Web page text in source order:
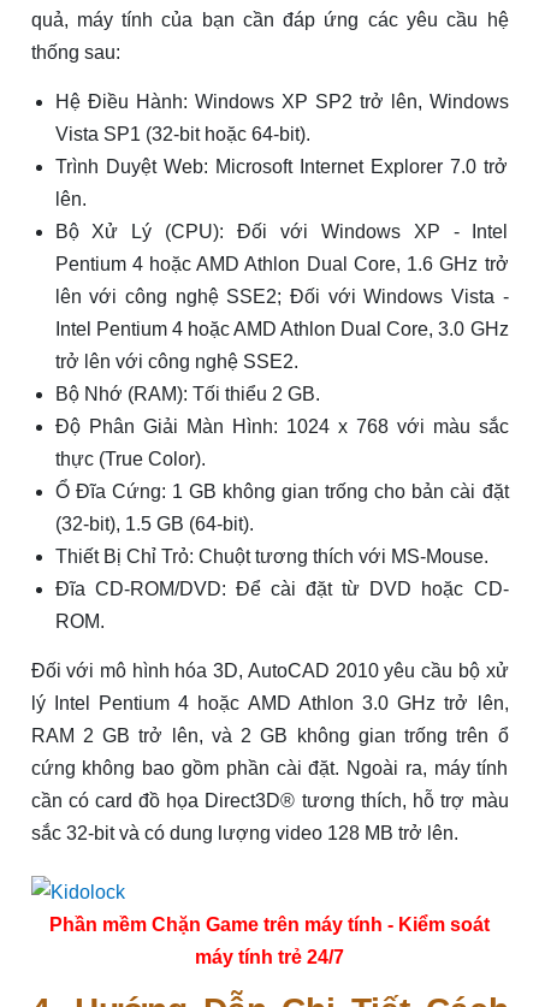
quả, máy tính của bạn cần đáp ứng các yêu cầu hệ
thống sau:
Hệ Điều Hành: Windows XP SP2 trở lên, Windows
Vista SP1 (32-bit hoặc 64-bit).
Trình Duyệt Web: Microsoft Internet Explorer 7.0 trở
lên.
Bộ Xử Lý (CPU): Đối với Windows XP - Intel
Pentium 4 hoặc AMD Athlon Dual Core, 1.6 GHz trở
lên với công nghệ SSE2; Đối với Windows Vista -
Intel Pentium 4 hoặc AMD Athlon Dual Core, 3.0 GHz
trở lên với công nghệ SSE2.
Bộ Nhớ (RAM): Tối thiểu 2 GB.
Độ Phân Giải Màn Hình: 1024 x 768 với màu sắc
thực (True Color).
Ổ Đĩa Cứng: 1 GB không gian trống cho bản cài đặt
(32-bit), 1.5 GB (64-bit).
Thiết Bị Chỉ Trỏ: Chuột tương thích với MS-Mouse.
Đĩa CD-ROM/DVD: Để cài đặt từ DVD hoặc CD-
ROM.
Đối với mô hình hóa 3D, AutoCAD 2010 yêu cầu bộ xử
lý Intel Pentium 4 hoặc AMD Athlon 3.0 GHz trở lên,
RAM 2 GB trở lên, và 2 GB không gian trống trên ổ
cứng không bao gồm phần cài đặt. Ngoài ra, máy tính
cần có card đồ họa Direct3D® tương thích, hỗ trợ màu
sắc 32-bit và có dung lượng video 128 MB trở lên.
Phần mềm Chặn Game trên máy tính - Kiểm soát
máy tính trẻ 24/7